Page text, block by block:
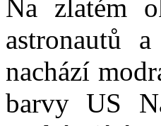
Na zlatém
astronautů
nachází
barvy US